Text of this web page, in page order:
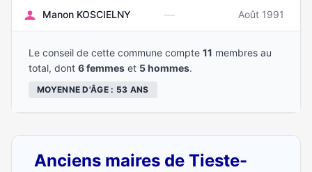
Manon KOSCIELNY — Août 1991
Le conseil de cette commune compte 11 membres au
total, dont 6 femmes et 5 hommes.
MOYENNE D'ÂGE : 53 ANS
Anciens maires de Tieste-